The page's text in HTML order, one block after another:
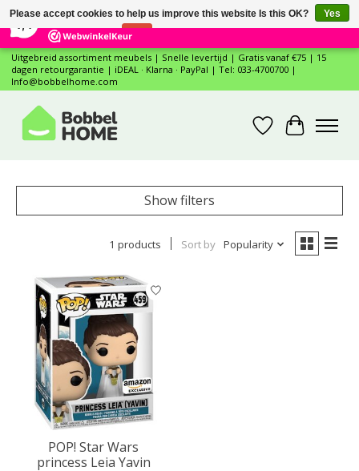
12 Reviews ×
Uitgebreid assortiment meubels | Snelle levertijd | Gratis vanaf €75 | 15
dagen retourgarantie | iDEAL · Klarna · PayPal | Tel: 033-4700700 |
Info@bobbelhome.com
WishlistCart
Show filters
1 products Sort by Popularity
POP! Star Wars
princess Leia Yavin
Please accept cookies to help us improve this website Is this OK?
Yes
No